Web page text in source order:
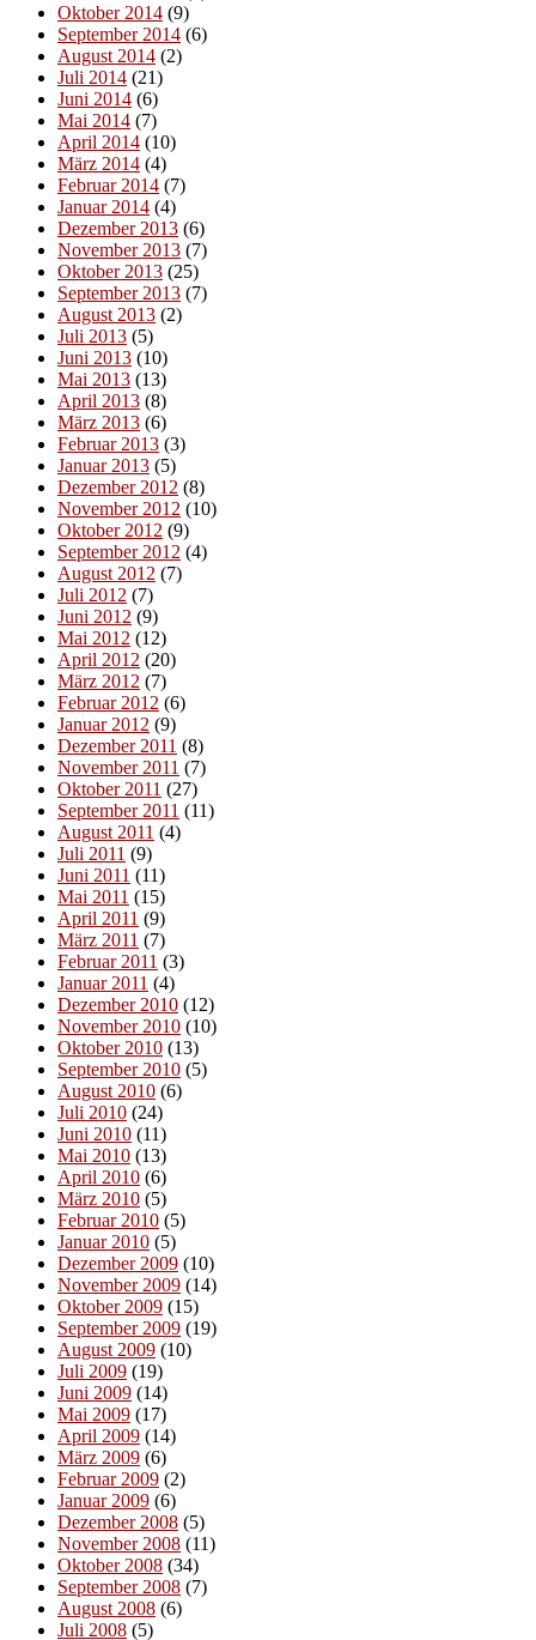
Oktober 2014 (9)
September 2014 (6)
August 2014 (2)
Juli 2014 (21)
Juni 2014 (6)
Mai 2014 (7)
April 2014 (10)
März 2014 (4)
Februar 2014 (7)
Januar 2014 (4)
Dezember 2013 (6)
November 2013 (7)
Oktober 2013 (25)
September 2013 (7)
August 2013 (2)
Juli 2013 (5)
Juni 2013 (10)
Mai 2013 (13)
April 2013 (8)
März 2013 (6)
Februar 2013 (3)
Januar 2013 (5)
Dezember 2012 (8)
November 2012 (10)
Oktober 2012 (9)
September 2012 (4)
August 2012 (7)
Juli 2012 (7)
Juni 2012 (9)
Mai 2012 (12)
April 2012 (20)
März 2012 (7)
Februar 2012 (6)
Januar 2012 (9)
Dezember 2011 (8)
November 2011 (7)
Oktober 2011 (27)
September 2011 (11)
August 2011 (4)
Juli 2011 (9)
Juni 2011 (11)
Mai 2011 (15)
April 2011 (9)
März 2011 (7)
Februar 2011 (3)
Januar 2011 (4)
Dezember 2010 (12)
November 2010 (10)
Oktober 2010 (13)
September 2010 (5)
August 2010 (6)
Juli 2010 (24)
Juni 2010 (11)
Mai 2010 (13)
April 2010 (6)
März 2010 (5)
Februar 2010 (5)
Januar 2010 (5)
Dezember 2009 (10)
November 2009 (14)
Oktober 2009 (15)
September 2009 (19)
August 2009 (10)
Juli 2009 (19)
Juni 2009 (14)
Mai 2009 (17)
April 2009 (14)
März 2009 (6)
Februar 2009 (2)
Januar 2009 (6)
Dezember 2008 (5)
November 2008 (11)
Oktober 2008 (34)
September 2008 (7)
August 2008 (6)
Juli 2008 (5)